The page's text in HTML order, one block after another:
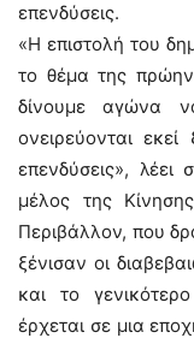
επενδύσεις.
«Η επιστολή του
το θέμα της πρώην
δίνουμε αγώνα
ονειρεύονται
επενδύσεις»,
μέλος της
Περιβάλλον, που
ξένισαν οι
και το
έρχεται σε μια